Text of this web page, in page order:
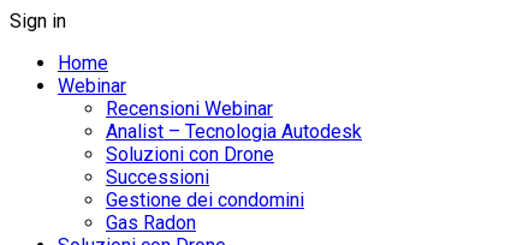
Sign in
Home
Webinar
Recensioni Webinar
Analist – Tecnologia Autodesk
Soluzioni con Drone
Successioni
Gestione dei condomini
Gas Radon